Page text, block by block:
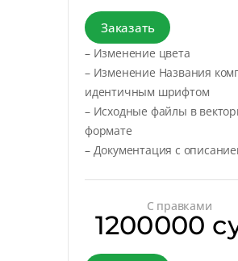
Заказать
– Изменение цвета
– Изменение Названия
идентичным шрифтом
– Исходные файлы в
формате
– Документация с
С правками
1200000